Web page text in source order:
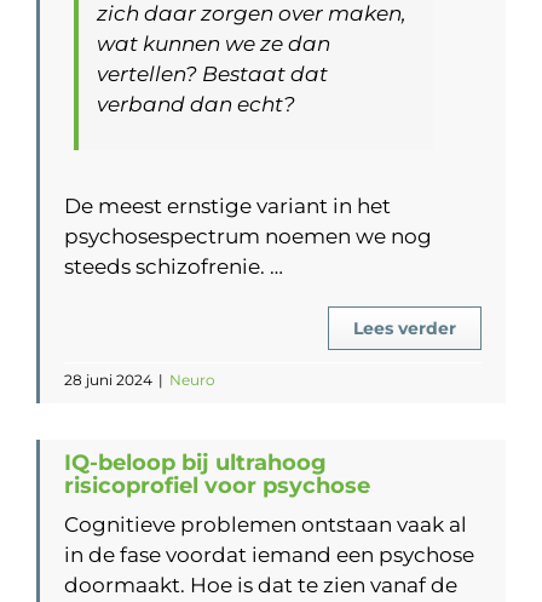
zich daar zorgen over maken,
wat kunnen we ze dan
vertellen? Bestaat dat
verband dan echt?
De meest ernstige variant in het
psychosespectrum noemen we nog
steeds schizofrenie. …
Lees verder
28 juni 2024 | Neuro
IQ-beloop bij ultrahoog
risicoprofiel voor psychose
Cognitieve problemen ontstaan vaak al
in de fase voordat iemand een psychose
doormaakt. Hoe is dat te zien vanaf de